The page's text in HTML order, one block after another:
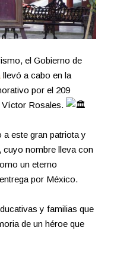
el Gobierno de
llevó a cabo en la
por el 209
Rosales.
este gran patriota y
cuyo nombre lleva con
un eterno
por México.
y familias que
de un héroe que